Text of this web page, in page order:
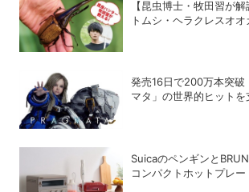
【昆虫博士・牧田習が
トムシ・ヘラクレスオ
発売16日で200万本突破
マタ」の世界的ヒットを
Suicaのペンギンと
コンパクトホットプレ